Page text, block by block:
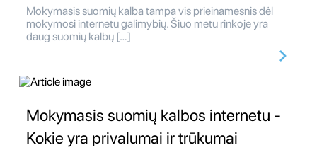
Mokymasis suomių kalba tampa vis prieinamesnis dėl
mokymosi internetu galimybių. Šiuo metu rinkoje yra
daug suomių kalbų […]
Mokymasis suomių kalbos internetu -
Kokie yra privalumai ir trūkumai